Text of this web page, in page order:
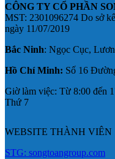
CÔNG TY CỔ PHẦN
MST: 2301096274 Do sở
ngày 11/07/2019
Bắc Ninh: Ngọc Cục,
Hồ Chí Minh: Số 16
Giờ làm việc: Từ 8:00 đến
Thứ 7
WEBSITE THÀNH VIÊN
STG: songtoangroup.com